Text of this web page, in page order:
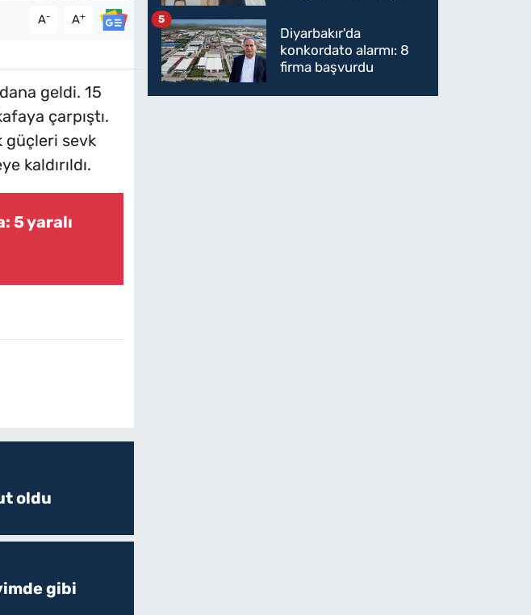
A- A+
geldi. 15
çarpıştı.
güçleri sevk
kaldırıldı.
5 yaralı
oldu
gibi
Parti'ye mi geçecek?
Diyarbakır'da
konkordato alarmı: 8
firma başvurdu
5